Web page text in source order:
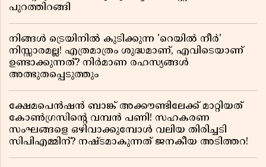
പുറത്തിറങ്ങി
നിങ്ങൾ ട്രെയിനിൽ കുടിക്കുന്ന 'റെയിൽ നീർ'
നിസ്സാരമല്ല! എത്രമാത്രം ശുദ്ധമാണ്, എവിടെയാണ്
ഉണ്ടാക്കുന്നത്? നിർമാണ രഹസ്യങ്ങൾ
അത്ഭുതപ്പെടുത്തും
ക്ഷേമപെൻഷൻ ബാങ്ക് അക്കൗണ്ടിലേക്ക് മാറ്റിയത്
കോൺഗ്രസിന്റെ വമ്പൻ പണി! സഹകരണ
സംഘങ്ങളെ ഒഴിവാക്കുമ്പോൾ വലിയ തിരിച്ചടി
സിപിഎമ്മിന്? നഷ്ടമാകുന്നത് ജനകീയ അടിത്തറ!